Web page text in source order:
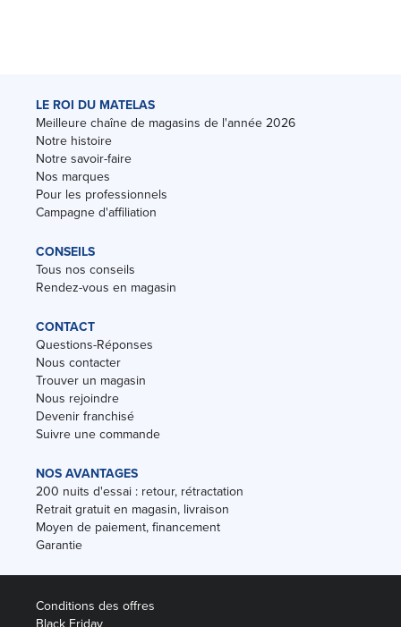
LE ROI DU MATELAS
Meilleure chaîne de magasins de l'année 2026
Notre histoire
Notre savoir-faire
Nos marques
Pour les professionnels
Campagne d'affiliation
CONSEILS
Tous nos conseils
Rendez-vous en magasin
CONTACT
Questions-Réponses
Nous contacter
Trouver un magasin
Nous rejoindre
Devenir franchisé
Suivre une commande
NOS AVANTAGES
200 nuits d'essai : retour, rétractation
Retrait gratuit en magasin, livraison
Moyen de paiement, financement
Garantie
Conditions des offres